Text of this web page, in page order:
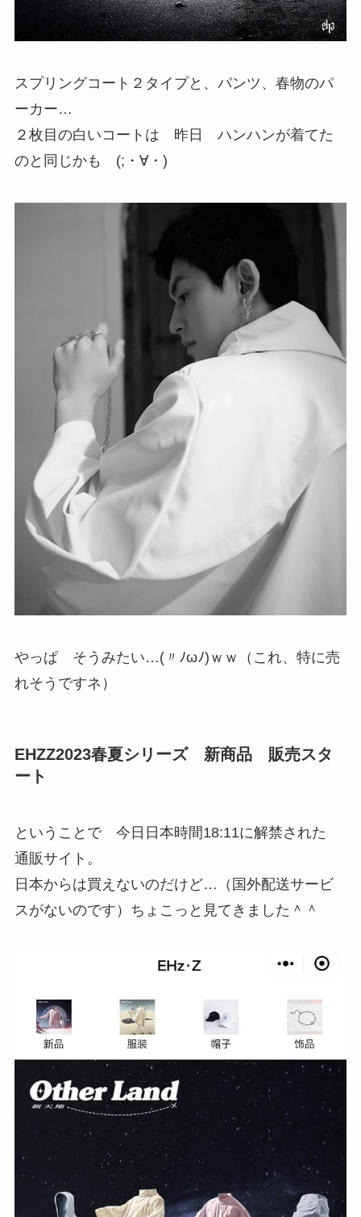
スプリングコート２タイプと、パンツ、春物のパ
ーカー…
２枚目の白いコートは 昨日 ハンハンが着てた
のと同じかも (;・∀・)
やっぱ そうみたい…(〃ﾉωﾉ)ｗｗ（これ、特に売
れそうですネ）
EHZZ2023春夏シリーズ 新商品 販売スタ
ート
ということで 今日日本時間18:11に解禁された
通販サイト。
日本からは買えないのだけど…（国外配送サービ
スがないのです）ちょこっと見てきました＾＾